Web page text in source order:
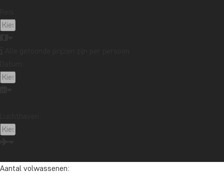
in 2025?
Aantal volwassenen: